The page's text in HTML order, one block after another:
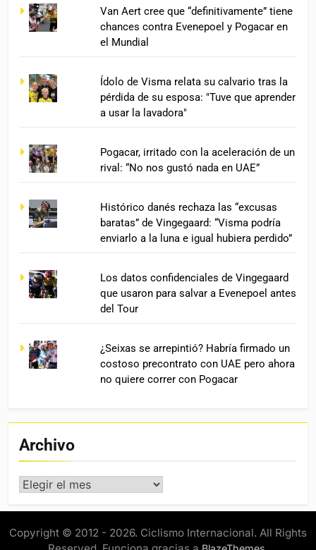
Van Aert cree que “definitivamente” tiene
chances contra Evenepoel y Pogacar en
el Mundial
Ídolo de Visma relata su calvario tras la
pérdida de su esposa: "Tuve que aprender
a usar la lavadora"
Pogacar, irritado con la aceleración de un
rival: “No nos gustó nada en UAE”
Histórico danés rechaza las “excusas
baratas” de Vingegaard: “Visma podría
enviarlo a la luna e igual hubiera perdido”
Los datos confidenciales de Vingegaard
que usaron para salvar a Evenepoel antes
del Tour
¿Seixas se arrepintió? Habría firmado un
costoso precontrato con UAE pero ahora
no quiere correr con Pogacar
Archivo
Archivo
Copyright © 2012 - 2026. Ciclismo Internacional. All Rights